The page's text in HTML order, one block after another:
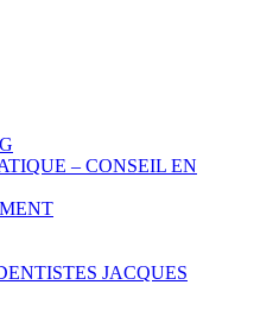
– CONSEIL EN
JACQUES